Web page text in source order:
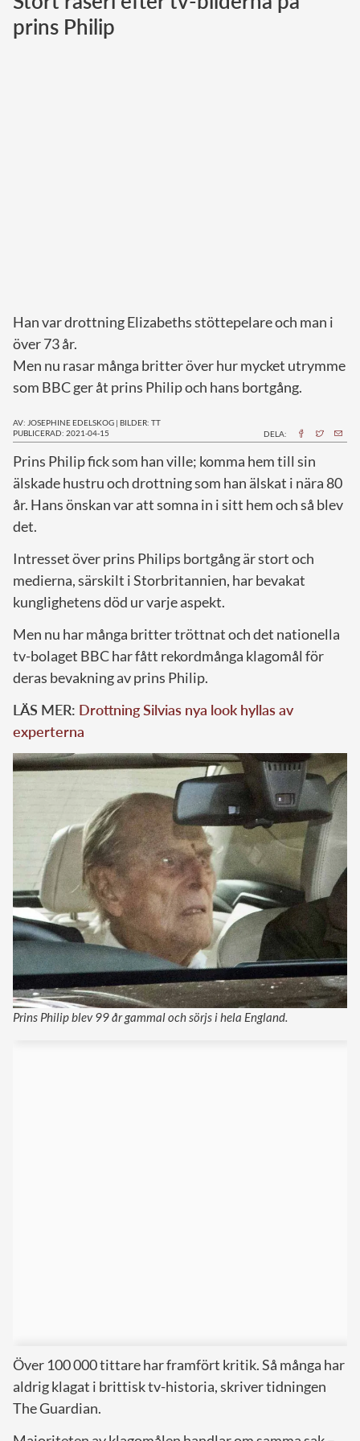
prins Philip
Han var drottning Elizabeths stöttepelare och man i
över 73 år.
Men nu rasar många britter över hur mycket utrymme
som BBC ger åt prins Philip och hans bortgång.
AV: JOSEPHINE EDELSKOG | BILDER: TT
PUBLICERAD: 2021-04-15
DELA:
Prins Philip fick som han ville; komma hem till sin
älskade hustru och drottning som han älskat i nära 80
år. Hans önskan var att somna in i sitt hem och så blev
det.
Intresset över prins Philips bortgång är stort och
medierna, särskilt i Storbritannien, har bevakat
kunglighetens död ur varje aspekt.
Men nu har många britter tröttnat och det nationella
tv-bolaget BBC har fått rekordmånga klagomål för
deras bevakning av prins Philip.
LÄS MER: Drottning Silvias nya look hyllas av
experterna
Prins Philip blev 99 år gammal och sörjs i hela England.
Över 100 000 tittare har framfört kritik. Så många har
aldrig klagat i brittisk tv-historia, skriver tidningen
The Guardian.